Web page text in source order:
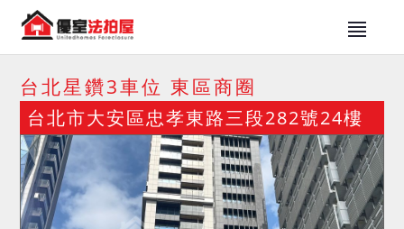
台北星鑽3車位 東區商圈
台北市大安區忠孝東路三段282號24樓